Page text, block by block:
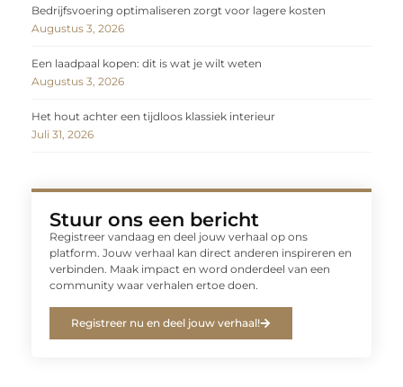
Bedrijfsvoering optimaliseren zorgt voor lagere kosten
Augustus 3, 2026
Een laadpaal kopen: dit is wat je wilt weten
Augustus 3, 2026
Het hout achter een tijdloos klassiek interieur
Juli 31, 2026
Stuur ons een bericht
Registreer vandaag en deel jouw verhaal op ons
platform. Jouw verhaal kan direct anderen inspireren en
verbinden. Maak impact en word onderdeel van een
community waar verhalen ertoe doen.
Registreer nu en deel jouw verhaal!